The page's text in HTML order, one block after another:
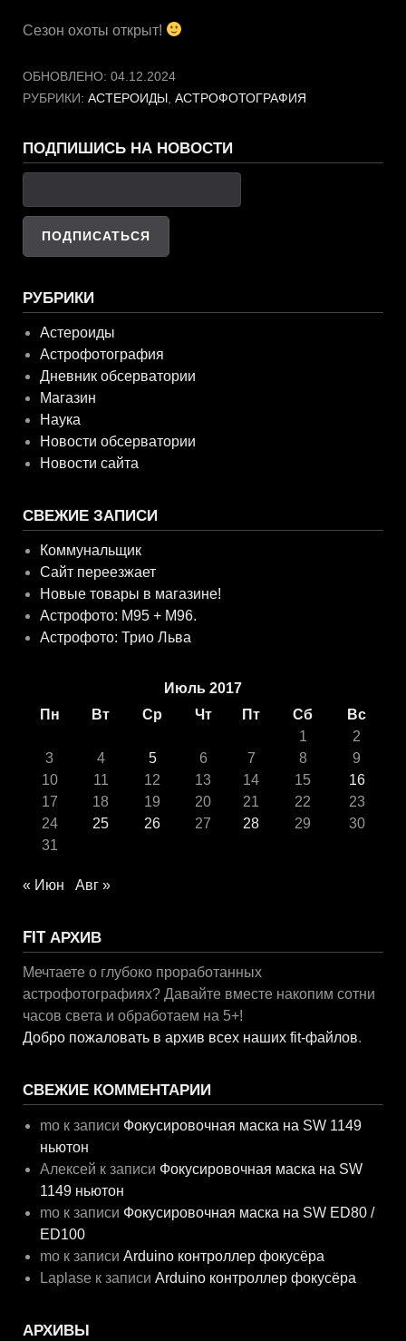
Сезон охоты открыт!
ОБНОВЛЕНО: 04.12.2024
РУБРИКИ: АСТЕРОИДЫ АСТРОФОТОГРАФИЯ
ПОДПИШИСЬ НА НОВОСТИ
РУБРИКИ
Астероиды
Астрофотография
Дневник обсерватории
Магазин
Наука
Новости обсерватории
Новости сайта
СВЕЖИЕ ЗАПИСИ
Коммунальщик
Сайт переезжает
Новые товары в магазине!
Астрофото: M95 + M96.
Астрофото: Трио Льва
Июль 2017
Пн
Вт Ср Чт Пт Сб
Вс
1
2
3
4 5 6 7 8
9
10
11 12 13 14 15
16
17
18 19 20 21 22
23
24
25 26 27 28 29
30
31
« Июн Авг »
FIT АРХИВ
Мечтаете о глубоко проработанных
астрофотографиях? Давайте вместе накопим сотни
часов света и обработаем на 5+!
Добро пожаловать в архив всех наших fit-файлов.
СВЕЖИЕ КОММЕНТАРИИ
mo к записи Фокусировочная маска на SW 1149
ньютон
Алексей к записи Фокусировочная маска на SW
1149 ньютон
mo к записи Фокусировочная маска на SW ED80 /
ED100
mo к записиArduino контроллер фокусёра
Laplase к записиArduino контроллер фокусёра
АРХИВЫ